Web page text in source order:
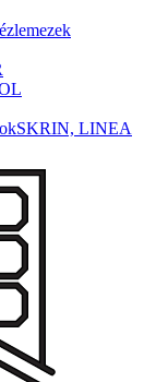
SKRIN, LINEA